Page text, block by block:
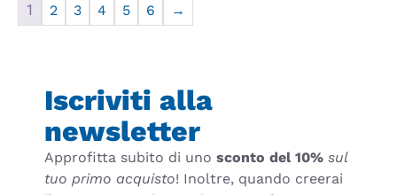
1 2 3 4 5 6 →
Iscriviti alla
newsletter
Approfitta subito di uno sconto del 10% sul
tuo primo acquisto! Inoltre, quando creerai